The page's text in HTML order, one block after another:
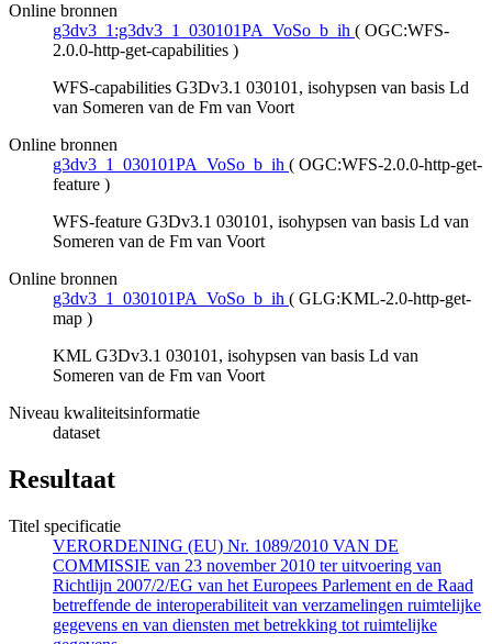
Online bronnen
g3dv3_1:g3dv3_1_030101PA_VoSo_b_ih ( OGC:WFS-
2.0.0-http-get-capabilities )
WFS-capabilities G3Dv3.1 030101, isohypsen van basis Ld
van Someren van de Fm van Voort
Online bronnen
g3dv3_1_030101PA_VoSo_b_ih ( OGC:WFS-2.0.0-http-get-
feature )
WFS-feature G3Dv3.1 030101, isohypsen van basis Ld van
Someren van de Fm van Voort
Online bronnen
g3dv3_1_030101PA_VoSo_b_ih ( GLG:KML-2.0-http-get-
map )
KML G3Dv3.1 030101, isohypsen van basis Ld van
Someren van de Fm van Voort
Niveau kwaliteitsinformatie
dataset
Resultaat
Titel specificatie
VERORDENING (EU) Nr. 1089/2010 VAN DE
COMMISSIE van 23 november 2010 ter uitvoering van
Richtlijn 2007/2/EG van het Europees Parlement en de Raad
betreffende de interoperabiliteit van verzamelingen ruimtelijke
gegevens en van diensten met betrekking tot ruimtelijke